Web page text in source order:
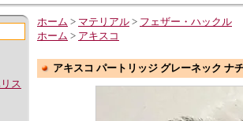
ス
ホーム > マテリアル > フェザー・ハックル
ホーム > アキスコ
アキスコ パートリッジ グレーネック ナ